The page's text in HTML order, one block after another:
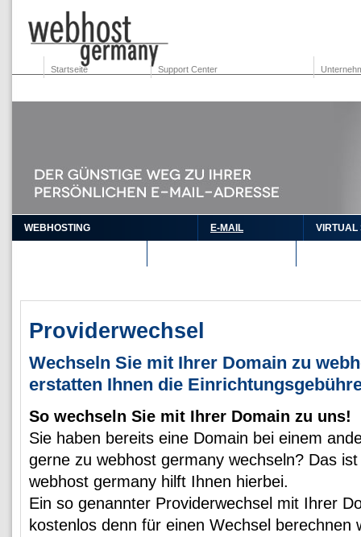
Startseite Support Center
WEBHOSTING E-MAIL VIRTUAL
Providerwechsel
Wechseln Sie mit Ihrer Domain zu
erstatten Ihnen die
So wechseln Sie mit Ihrer Domain zu uns!
Sie haben bereits eine Domain bei einem
gerne zu webhost germany wechseln? Das
webhost germany hilft Ihnen hierbei.
Ein so genannter Providerwechsel mit Ihrer
kostenlos denn für einen Wechsel berechnen